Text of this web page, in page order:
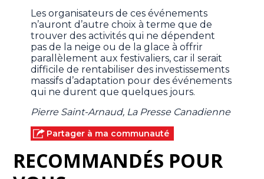
Les organisateurs de ces événements
n’auront d’autre choix à terme que de
trouver des activités qui ne dépendent
pas de la neige ou de la glace à offrir
parallèlement aux festivaliers, car il serait
difficile de rentabiliser des investissements
massifs d’adaptation pour des événements
qui ne durent que quelques jours.
Pierre Saint-Arnaud, La Presse Canadienne
Partager à ma communauté
RECOMMANDÉS POUR